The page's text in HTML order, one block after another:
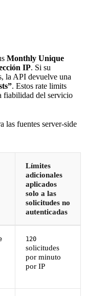
Monthly Unique
IP. Si su
la API devuelve una
. Estos rate limits
fiabilidad del servicio
las fuentes server-side
Límites
adicionales
aplicados
solo a las
solicitudes no
autenticadas
120
solicitudes
por minuto
por IP